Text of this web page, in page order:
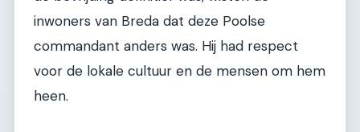
inwoners van Breda dat deze Poolse
commandant anders was. Hij had respect
voor de lokale cultuur en de mensen om hem
heen.